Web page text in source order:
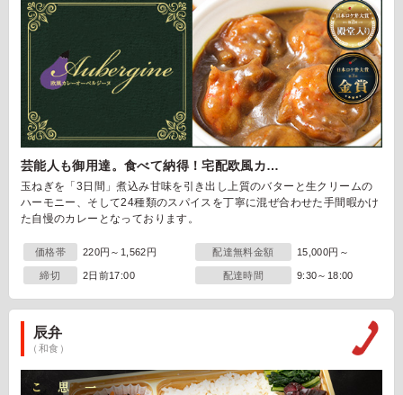
芸能人も御用達。食べて納得！宅配欧風カ…
玉ねぎを「3日間」煮込み甘味を引き出し上質のバターと生クリームの
ハーモニー、そして24種類のスパイスを丁寧に混ぜ合わせた手間暇かけ
た自慢のカレーとなっております。
価格帯 220円～1,562円 配達無料金額 15,000円～
締切 2日前17:00 配達時間 9:30～18:00
辰弁
（和食）